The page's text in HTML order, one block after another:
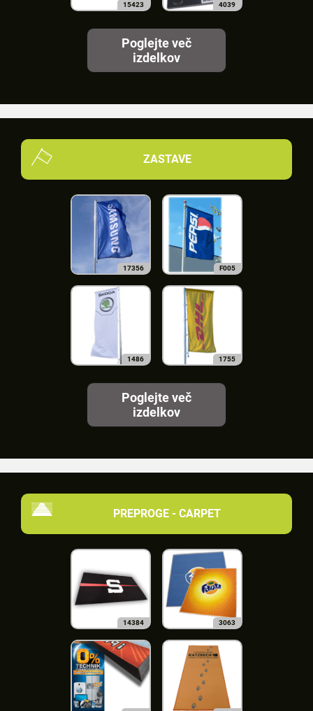
15423 4039
Poglejte več
izdelkov
ZASTAVE
17356 F005
1486 1755
Poglejte več
izdelkov
PREPROGE - CARPET
14384 3063